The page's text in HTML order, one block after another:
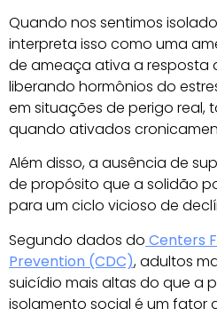
Quando nos sentimos
interpreta isso como uma
de ameaça ativa a resposta
liberando hormônios do
em situações de perigo real,
quando ativados
Além disso, a ausência de
de propósito que a solidão
para um ciclo vicioso de
Segundo dados do Centers
Prevention (CDC), adultos
suicídio mais altas do que a
isolamento social é um fator